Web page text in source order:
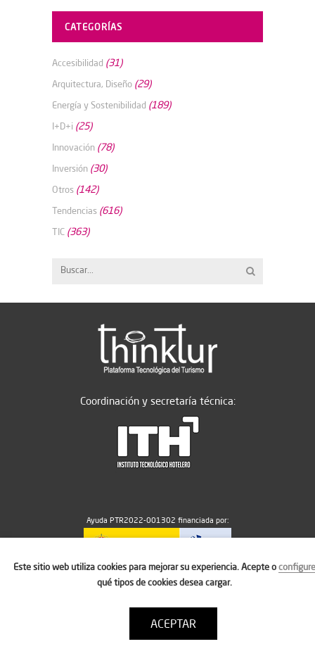
CATEGORÍAS
Accesibilidad (31)
Arquitectura, Diseño (29)
Energía y Sostenibilidad (189)
I+D+i (25)
Innovación (78)
Inversión (30)
Otros (142)
Tendencias (616)
TIC (363)
Coordinación y secretaría técnica:
Ayuda PTR2022-001302 financiada por:
MICIU/AEI/10.13039/501100011033
Política de cookies
Condiciones de uso
Este sitio web utiliza cookies para mejorar su experiencia. Acepte oconfigure
qué tipos de cookies desea cargar.
ACEPTAR